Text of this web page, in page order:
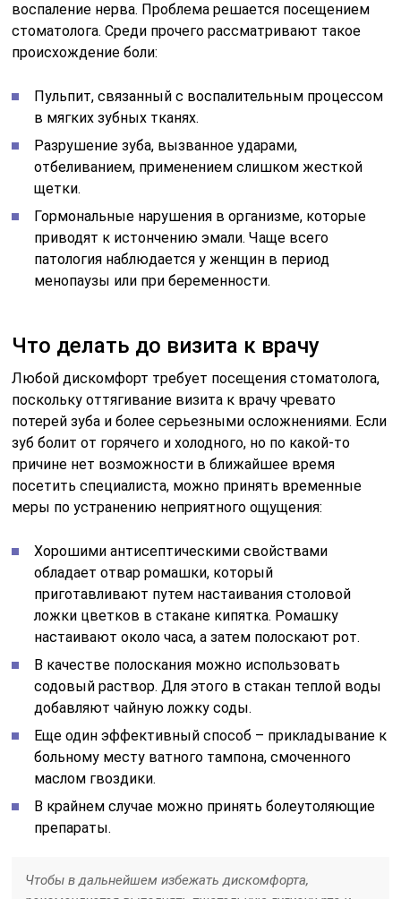
воспаление нерва. Проблема решается посещением
стоматолога. Среди прочего рассматривают такое
происхождение боли:
Пульпит, связанный с воспалительным процессом
в мягких зубных тканях.
Разрушение зуба, вызванное ударами,
отбеливанием, применением слишком жесткой
щетки.
Гормональные нарушения в организме, которые
приводят к истончению эмали. Чаще всего
патология наблюдается у женщин в период
менопаузы или при беременности.
Что делать до визита к врачу
Любой дискомфорт требует посещения стоматолога,
поскольку оттягивание визита к врачу чревато
потерей зуба и более серьезными осложнениями. Если
зуб болит от горячего и холодного, но по какой-то
причине нет возможности в ближайшее время
посетить специалиста, можно принять временные
меры по устранению неприятного ощущения:
Хорошими антисептическими свойствами
обладает отвар ромашки, который
приготавливают путем настаивания столовой
ложки цветков в стакане кипятка. Ромашку
настаивают около часа, а затем полоскают рот.
В качестве полоскания можно использовать
содовый раствор. Для этого в стакан теплой воды
добавляют чайную ложку соды.
Еще один эффективный способ – прикладывание к
больному месту ватного тампона, смоченного
маслом гвоздики.
В крайнем случае можно принять болеутоляющие
препараты.
Чтобы в дальнейшем избежать дискомфорта,